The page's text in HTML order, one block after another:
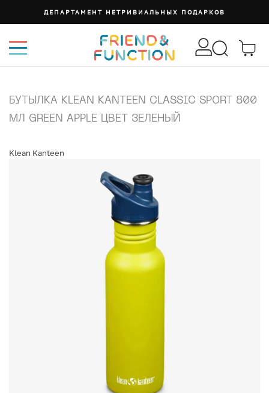
ДЕПАРТАМЕНТ НЕТРИВИАЛЬНЫХ ПОДАРКОВ
БУТЫЛКА KLEAN KANTEEN CLASSIC SPORT 800
МЛ GREEN APPLE ЦВЕТ ЗЕЛЕНЫЙ
Klean Kanteen